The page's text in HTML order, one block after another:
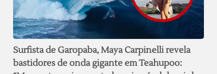
Surfista de Garopaba, Maya Carpinelli revela
bastidores de onda gigante em Teahupoo: